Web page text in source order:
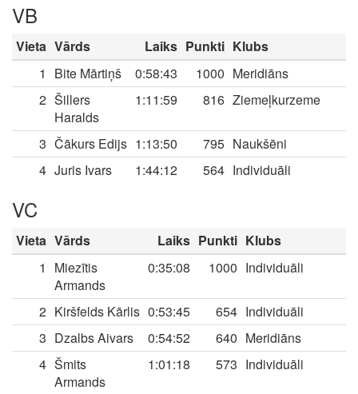
VB
Vieta Vārds Laiks Punkti Klubs
1
Bite Mārtiņš 0:58:43 1000 Meridiāns
2 Šillers
Haralds
1:11:59 816 Ziemeļkurzeme
3 Čākurs Edijs 1:13:50 795 Naukšēni
4 Juris Ivars 1:44:12 564 Individuāli
VC
Vieta Vārds Laiks Punkti Klubs
1
Miezītis
Armands
0:35:08 1000 Individuāli
2 Kiršfelds Kārlis 0:53:45 654 Individuāli
3 Dzalbs Aivars 0:54:52 640 Meridiāns
4 Šmits
Armands
1:01:18 573 Individuāli